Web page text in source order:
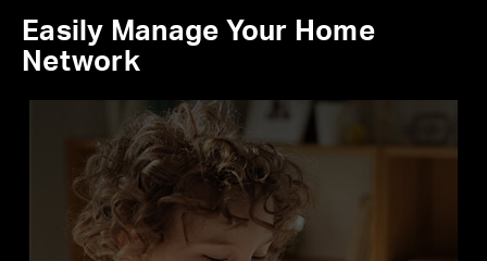
Easily Manage Your Home
Network